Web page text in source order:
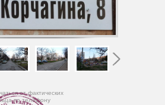
от фактических
по телефону